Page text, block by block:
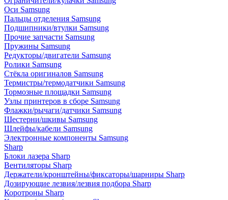
Оси Samsung
Пальцы отделения Samsung
Подшипники/втулки Samsung
Прочие запчасти Samsung
Пружины Samsung
Редукторы/двигатели Samsung
Ролики Samsung
Стёкла оригиналов Samsung
Термистры/термодатчики Samsung
Тормозные площадки Samsung
Узлы принтеров в сборе Samsung
Флажки/рычаги/датчики Samsung
Шестерни/шкивы Samsung
Шлейфы/кабели Samsung
Электронные компоненты Samsung
Sharp
Блоки лазера Sharp
Вентиляторы Sharp
Держатели/кронштейны/фиксаторы/шарниры Sharp
Дозирующие лезвия/лезвия подбора Sharp
Коротроны Sharp